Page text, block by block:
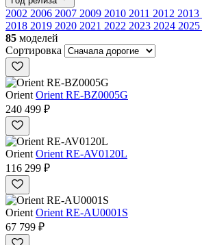
2002 2006 2007 2009 2010 2011 2012 2013
2018 2019 2020 2021 2022 2023 2024 2025
85 моделей
Сортировка
Orient Orient RE-BZ0005G
240 499 ₽
Orient Orient RE-AV0120L
116 299 ₽
Orient Orient RE-AU0001S
67 799 ₽